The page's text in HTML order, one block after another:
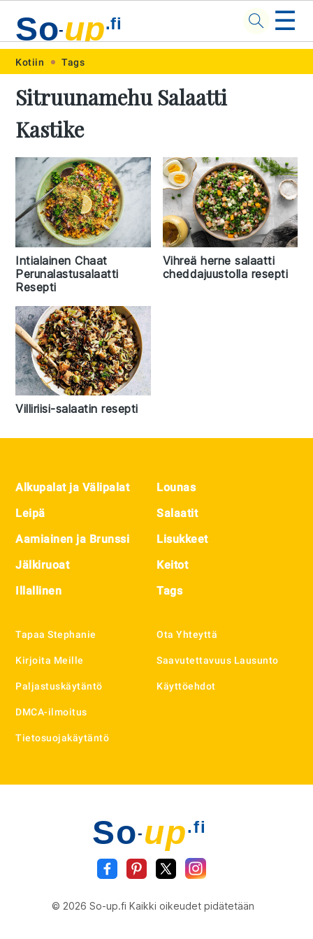
Skip
primary
navigation
Skip
main
content
Skip
primary
sidebar
Skip
footer
So-up.fi ☰
Kotiin Tags
Sitruunamehu Salaatti
Kastike
Intialainen Chaat
Perunalastusalaatti
Resepti
Vihreä herne salaatti
cheddajuustolla resepti
Villiriisi-salaatin resepti
Footer
Alkupalat ja Välipalat
Leipä
Aamiainen ja Brunssi
Jälkiruoat
Illallinen
Lounas
Salaatit
Lisukkeet
Keitot
Tags
Tapaa Stephanie
Kirjoita Meille
Paljastuskäytäntö
DMCA-ilmoitus
Tietosuojakäytäntö
Ota Yhteyttä
Saavutettavuus Lausunto
Käyttöehdot
So- up.fi
© 2026 So-up.fi Kaikki oikeudet pidätetään